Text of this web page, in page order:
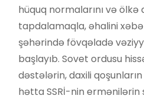
hüquq normalarını və ölkə
tapdalamaqla, əhalini
şəhərində fövqəladə
başlayıb. Sovet ordusu
dəstələrin, daxili
hətta SSRİ-nin ermənilərin